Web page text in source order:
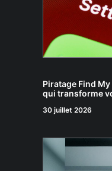
Piratage Find
qui transforme
30 juillet 2026